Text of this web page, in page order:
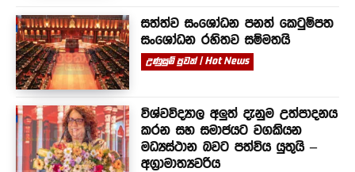
සත්ත්ව සංශෝධන පනත් කෙටුම්පත
සංශෝධන රහිතව සම්මතයි
උණුසුම් පුවත් | Hot News
විශ්වවිද්‍යාල අලුත් දැනුම උත්පාදනය
කරන සහ සමාජයට වගකියන
මධ්‍යස්ථාන බවට පත්විය යුතුයි –
අග්‍රාමාත්‍යවරිය